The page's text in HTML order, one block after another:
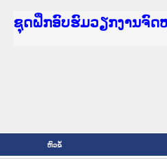
Ministry of Justice
ເຜີຍແຜ່ວັບໄຊຈົດໝາຍເຫ
ກະຊວງຍຸຕິທຳ
ຊຸດຝຶກອົບຮົມວຽກງານຈົດ
ກອງປະຊຸມທົບທວນຄືນກາ
ຝຶກອົບຮົມ ຜູ່ປະສານງານ
ຝຶກອົບຮົມ ຜູ່ປະສານງານ
ເຜີຍແຜ່ແອັບກົດໝາຍລາວ
ເຜີຍແຜ່ແອັບກົດໝາຍລາວ
ຍົກລະດັບວຽກງານຈົດໝາ
ຊຸດຝຶກອົບຮົມວຽກງານຈົດ
ຫົວຂໍ້